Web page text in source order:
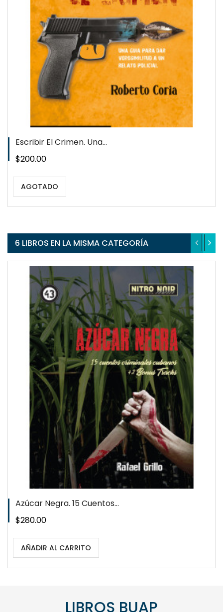
Escribir El Crimen. Una...
Precio
$200.00
AGOTADO
QUICKVIEW
WISHLIST
6 LIBROS EN LA MISMA CATEGORÍA
Azúcar Negra. 15 Cuentos...
Precio
$280.00
AÑADIR AL CARRITO
QUICKVIEW
WISHLIST
LIBROS BUAP